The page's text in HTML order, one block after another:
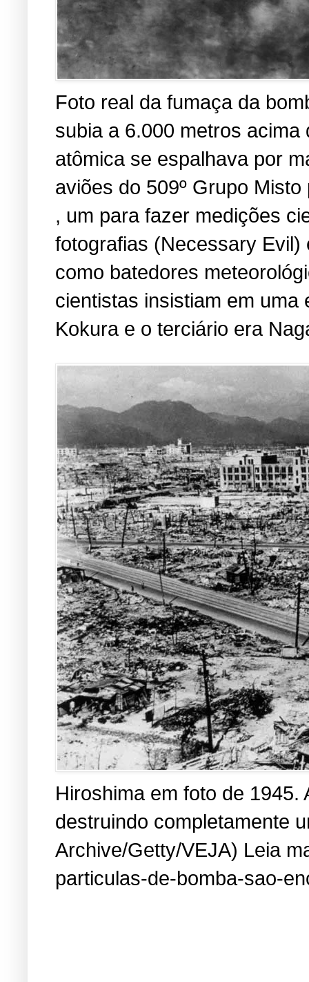
Foto real da fumaça da
subia a 6.000 metros
atômica se espalhava por
aviões do 509º Grupo
, um para fazer medições
fotografias (Necessary
como batedores
cientistas insistiam em
Kokura e o terciário era
Hiroshima em foto de
destruindo completamente
Archive/Getty/VEJA) Leia
particulas-de-bomba-sao-